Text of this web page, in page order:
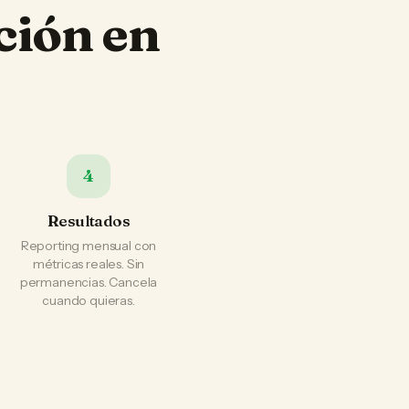
en
4
Resultados
Reporting mensual con
métricas reales. Sin
permanencias. Cancela
cuando quieras.